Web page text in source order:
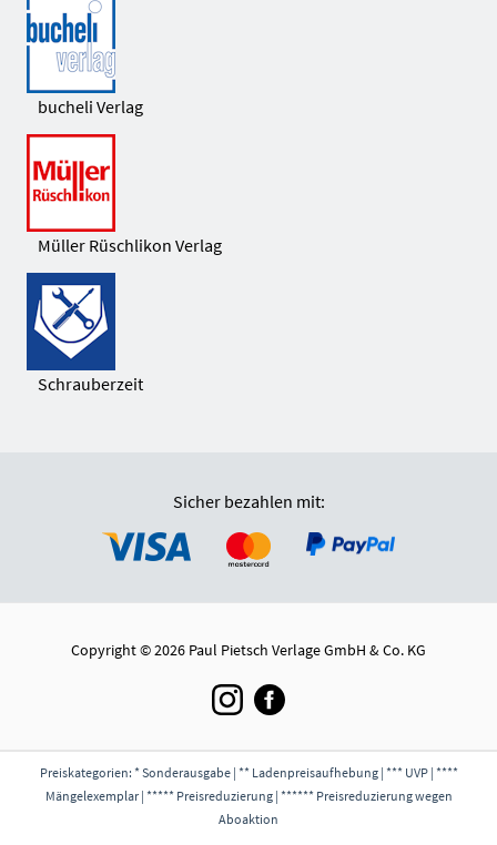
bucheli Verlag
Müller Rüschlikon Verlag
Schrauberzeit
Sicher bezahlen mit:
Copyright © 2026 Paul Pietsch Verlage GmbH & Co. KG
Preiskategorien: * Sonderausgabe | ** Ladenpreisaufhebung | *** UVP | ****
Mängelexemplar | ***** Preisreduzierung | ****** Preisreduzierung wegen
Aboaktion